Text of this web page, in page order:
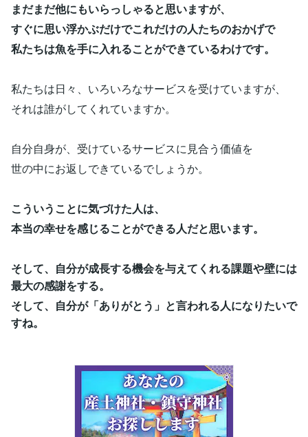
まだまだ他にもいらっしゃると思いますが、
すぐに思い浮かぶだけでこれだけの人たちのおかげで
私たちは魚を手に入れることができているわけです。
私たちは日々、いろいろなサービスを受けていますが、
それは誰がしてくれていますか。
自分自身が、受けているサービスに見合う価値を
世の中にお返しできているでしょうか。
こういうことに気づけた人は、
本当の幸せを感じることができる人だと思います。
そして、自分が成長する機会を与えてくれる課題や壁には
最大の感謝をする。
そして、自分が「ありがとう」と言われる人になりたいで
すね。